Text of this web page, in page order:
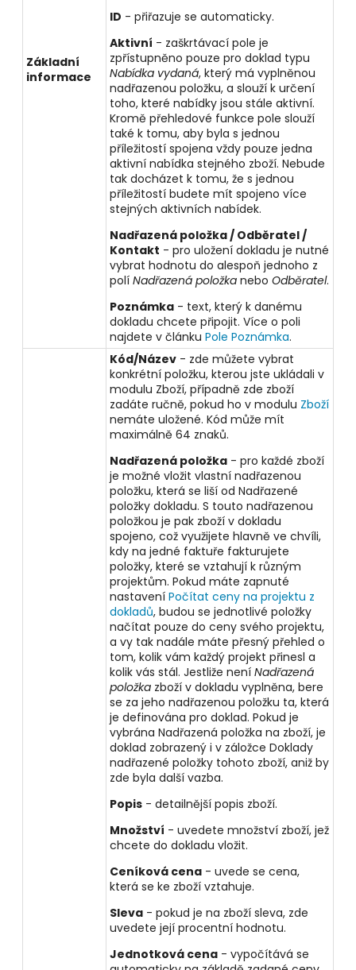
Základní
informace
ID - přiřazuje se automaticky.
Aktivní - zaškrtávací pole je
zpřístupněno pouze pro doklad typu
Nabídka vydaná, který má vyplněnou
nadřazenou položku, a slouží k určení
toho, které nabídky jsou stále aktivní.
Kromě přehledové funkce pole slouží
také k tomu, aby byla s jednou
příležitostí spojena vždy pouze jedna
aktivní nabídka stejného zboží. Nebude
tak docházet k tomu, že s jednou
příležitostí budete mít spojeno více
stejných aktivních nabídek.
Nadřazená položka / Odběratel /
Kontakt - pro uložení dokladu je nutné
vybrat hodnotu do alespoň jednoho z
políNadřazená položkaneboOdběratel.
Poznámka - text, který k danému
dokladu chcete připojit. Více o poli
najdete v článkuPole Poznámka.
Kód/Název - zde můžete vybrat
konkrétní položku, kterou jste ukládali v
modulu Zboží, případně zde zboží
zadáte ručně, pokud ho v modulu Zboží
nemáte uložené. Kód může mít
maximálně 64 znaků.
Nadřazená položka - pro každé zboží
je možné vložit vlastní nadřazenou
položku, která se liší od Nadřazené
položky dokladu. S touto nadřazenou
položkou je pak zboží v dokladu
spojeno, což využijete hlavně ve chvíli,
kdy na jedné faktuře fakturujete
položky, které se vztahují k různým
projektům. Pokud máte zapnuté
nastaveníPočítat ceny na projektu z
dokladů, budou se jednotlivé položky
načítat pouze do ceny svého projektu,
a vy tak nadále máte přesný přehled o
tom, kolik vám každý projekt přinesl a
kolik vás stál. Jestliže neníNadřazená
položka zboží v dokladu vyplněna, bere
se za jeho nadřazenou položku ta, která
je definována pro doklad. Pokud je
vybrána Nadřazená položka na zboží, je
doklad zobrazený i v záložce Doklady
nadřazené položky tohoto zboží, aniž by
zde byla další vazba.
Popis - detailnější popis zboží.
Množství - uvedete množství zboží, jež
chcete do dokladu vložit.
Ceníková cena - uvede se cena,
která se ke zboží vztahuje.
Sleva - pokud je na zboží sleva, zde
uvedete její procentní hodnotu.
Jednotková cena - vypočítává se